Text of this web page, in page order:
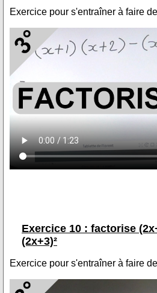
Exercice pour s'entraîner à faire
Exercice 10 : factorise
(2x+3)²
Exercice pour s'entraîner à faire